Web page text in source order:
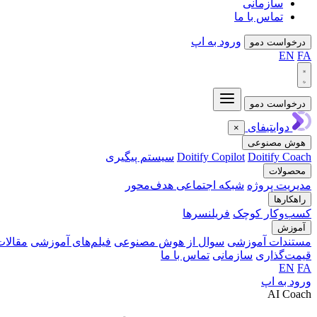
سازمانی
تماس با ما
درخواست دمو
ورود به اپ
EN FA
درخواست دمو
دوایتیفای
×
هوش مصنوعی
Doitify Copilot Doitify Coach سیستم پیگیری
محصولات
مدیریت پروژه شبکه اجتماعی هدف‌محور
راهکارها
کسب‌وکار کوچک فریلنسرها
آموزش
مستندات آموزشی سوال از هوش مصنوعی فیلم‌های آموزشی
قیمت‌گذاری سازمانی تماس با ما
EN FA
ورود به اپ
AI Coach